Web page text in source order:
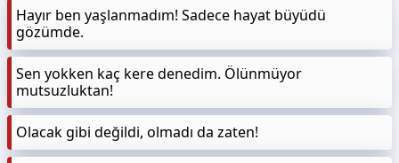
Hayır ben yaşlanmadım! Sadece hayat büyüdü
gözümde.
Sen yokken kaç kere denedim. Ölünmüyor
mutsuzluktan!
Olacak gibi değildi, olmadı da zaten!